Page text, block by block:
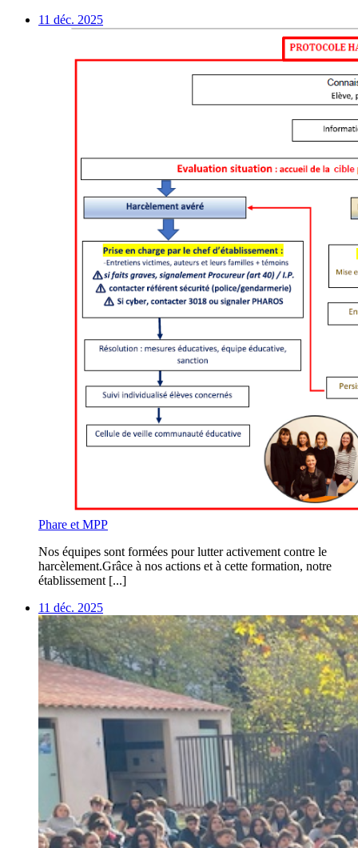
11 déc. 2025
Phare et MPP
Nos équipes sont formées pour lutter activement contre le
harcèlement.Grâce à nos actions et à cette formation, notre
établissement [...]
11 déc. 2025